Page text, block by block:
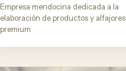
Empresa mendocina dedicada a la
elaboración de productos y alfajores
premium